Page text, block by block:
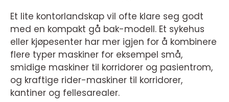
Et lite kontorlandskap vil ofte klare seg godt
med en kompakt gå bak-modell. Et sykehus
eller kjøpesenter har mer igjen for å kombinere
flere typer maskiner for eksempel små,
smidige maskiner til korridorer og pasientrom,
og kraftige rider-maskiner til korridorer,
kantiner og fellesarealer.